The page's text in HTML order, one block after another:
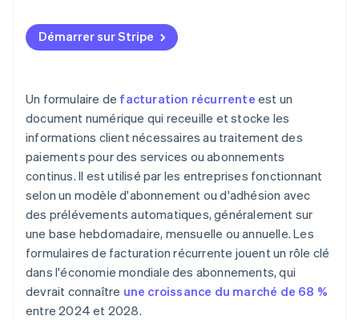
Démarrer sur Stripe
Un formulaire de facturation récurrente est un
document numérique qui receuille et stocke les
informations client nécessaires au traitement des
paiements pour des services ou abonnements
continus. Il est utilisé par les entreprises fonctionnant
selon un modèle d'abonnement ou d'adhésion avec
des prélévements automatiques, généralement sur
une base hebdomadaire, mensuelle ou annuelle. Les
formulaires de facturation récurrente jouent un rôle clé
dans l'économie mondiale des abonnements, qui
devrait connaître une croissance du marché de 68 %
entre 2024 et 2028.